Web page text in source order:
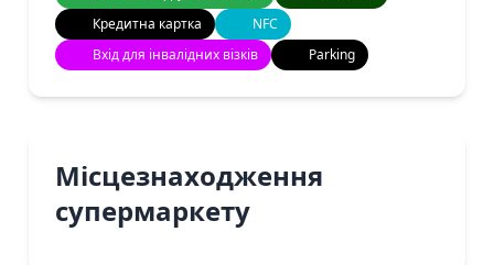
Кредитна картка
NFC
Вхід для інвалідних візків
Parking
Місцезнаходження
супермаркету